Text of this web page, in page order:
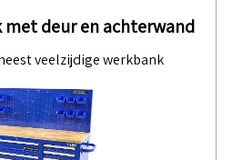
deur en achterwand
veelzijdige werkbank